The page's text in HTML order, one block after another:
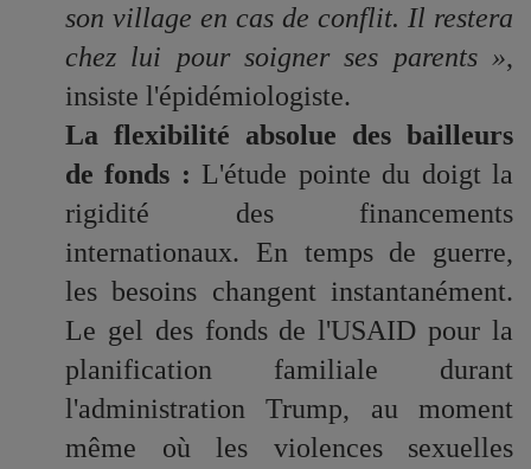
son village en cas de conflit. Il restera
chez lui pour soigner ses parents »,
insiste l'épidémiologiste.
La flexibilité absolue des bailleurs
de fonds : L'étude pointe du doigt la
rigidité des financements
internationaux. En temps de guerre,
les besoins changent instantanément.
Le gel des fonds de l'USAID pour la
planification familiale durant
l'administration Trump, au moment
même où les violences sexuelles